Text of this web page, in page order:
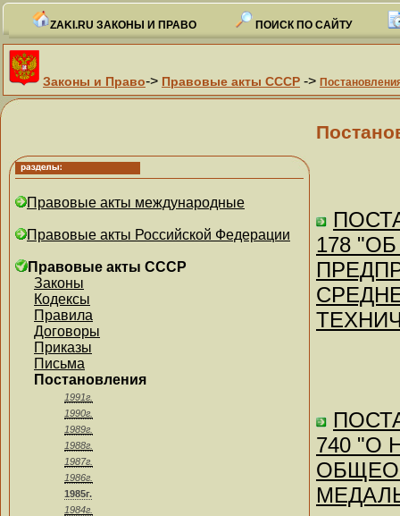
ZAKI.RU ЗАКОНЫ И ПРАВО ПОИСК ПО САЙТУ
Законы и Право-> Правовые акты СССР ->
Правовые акты международные
Правовые акты Российской Федерации
Правовые акты СССР
Законы
Кодексы
Правила
Договоры
Приказы
Письма
Постановления
1991г.
1990г.
1989г.
1988г.
1987г.
1986г.
1985г.
1984г.
178
740 "О